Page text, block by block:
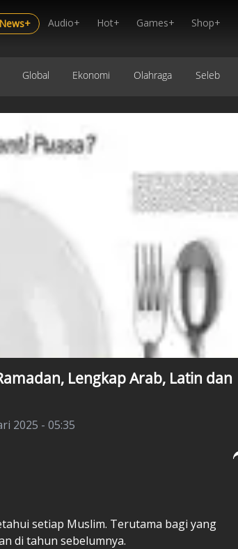
News+ Audio+ Hot+ Games+ Shop+
Global Ekonomi Olahraga Seleb
Lengkap Arab, Latin dan
2025 - 05:35
setiap Muslim. Terutama bagi yang
di tahun sebelumnya.